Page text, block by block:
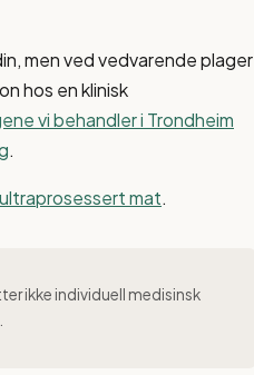
men ved vedvarende plager
hos en klinisk
vi behandler i Trondheim
.
mat.
ikke individuell medisinsk